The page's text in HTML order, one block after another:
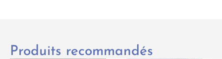
Produits recommandés